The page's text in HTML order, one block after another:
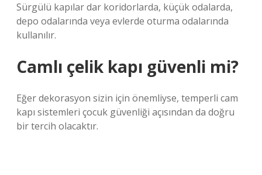
Sürgülü kapılar dar koridorlarda, küçük odalarda,
depo odalarında veya evlerde oturma odalarında
kullanılır.
Camlı çelik kapı güvenli mi?
Eğer dekorasyon sizin için önemliyse, temperli cam
kapı sistemleri çocuk güvenliği açısından da doğru
bir tercih olacaktır.